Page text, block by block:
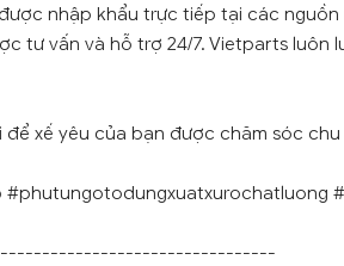
nhập khẩu trực tiếp tại các
tư vấn và hỗ trợ 24/7. Vietparts luôn
để xế yêu của bạn được chăm sóc
#phutungotodungxuatxurochatluong